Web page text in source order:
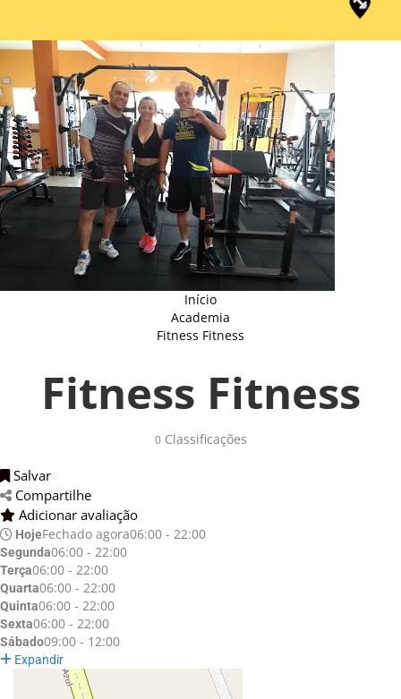
Início
Academia
Fitness Fitness
Fitness Fitness
0Classificações
Salvar
Compartilhe
Adicionar avaliação
HojeFechado agora06:00 - 22:00
Segunda06:00 - 22:00
Terça06:00 - 22:00
Quarta06:00 - 22:00
Quinta06:00 - 22:00
Sexta06:00 - 22:00
Sábado09:00 - 12:00
Expandir